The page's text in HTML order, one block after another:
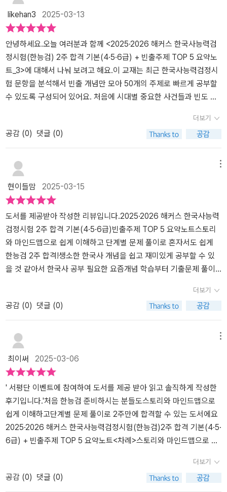
likehan3 2025-03-13
안녕하세요.오늘 여러분과 함께 <2025·2026 해커스 한국사능력검
정시험(한능검) 2주 합격 기본(4·5·6급) + 빈출주제 TOP 5 요약노
트_3>에 대해서 나눠 보려고 해요.이 교재는 최근 한국사능력검정시
험 문항을 분석해서 빈출 개념만 모아 50개의 주제로 빠르게 공부할
수 있도록 구성되어 있어요. 처음에 시대별 중요한 사건들과 빈도 높
악할 수 있도록 구성되어 있어요.이 교재는 강의를 그대로 풀어 쓴 스
토리와 마인드맵으로 개념을 잘 잡아주더라고요. 뿐만 아니라 이 교
재는 탄탄한 합격 실력을 완성할 수 있도록 단계별 기출문제 풀이까
지 갖추어진 시스템이예요. 와~ 거기다가 시험 직전이나 시험 막판
에 점수 UP 할 수 있도록 [빈출주제 TOP 5로 끝내는 합격직행노트]
과 시대별 빈출 흐름만 집중 암기할 수 있는 [한눈에 흐름 잡는 빈출
키워드 연표]도 함께 구성되어 있어요. 역시 수험생의 필요를 충족시
켜 주는 게 괜히 해커스는 아니더라고요.교재는 1단계부터 5단계를
공부한 후 실제 시험과 동일하게 구성되어 모의고사1회분을 풀도록
구성되어 있어요.처음 1단계는 선긋기 퀴즈와 기출 키워드 초성 퀴즈
로 시험에 나오는 핵심 키워드를 암기할 수 있도록 퀴즈로 개념다지
기예요. 다음으로 2단계는 주제별 필수 기출문제를 통해서 시험 출제
는 각 시대별 마무리 단계에서 다양한 유형의 문제를 풀면서 실전 감
각을 쌓기 좋은 시대별 기출로 마무리하게 구성되어 있어요. 4단계는
각 시대별 주요 내용과 핵심 키워드를 요약하고 빈칸 채우기 문제로
공부한 내용을 얼마나 잘 숙지했는 지와 무엇이 부족한 지에 대해서
다시 한 번 더 확인시켜 주는 핵심 키워드로 단원 마무리이예요. 마지
막 5단계는 모든 개념 학습하고 문제 풀이를 푼 후 실제 시험과 동일
하게 구성되어 있는 모의고사 1회분을 통해서 실전 감각을 익히고 자
신의 실력을 확인해볼 수 있는 기출 모의고사로 구성되어 있어요.수
험생이 각 단계별로 수록되어 기출 문제를 푸는 과정을 통해서 자연
스럽게 출제유형을 파악할 수 있고 실전감각을 적응할 수 있도록 구
성되어 있어요.이 외에도 수험생이 시험을 잘 준비할 수 있도록 빈출
주제 TOP 5로 끝내는 합격직행노트, 한눈에 흐름 잡는 빈출 키워드
더보기
공감 (0) 댓글 (0)
현이들맘 2025-03-15
도서를 제공받아 작성한 리뷰입니다.2025·2026 해커스 한국사능력
검정시험 2주 합격 기본(4·5·6급)빈출주제 TOP 5 요약노트​스토리
와 마인드맵으로 쉽게 이해하고 단계별 문제 풀이로 혼자서도 쉽게
한능검 2주 합격!생소한 한국사 개념을 쉽고 재미있게 공부할 수 있
을 것 같아서 한국사 공부 필요한 요즘개념 학습부터 기출문제 풀이,
연표학습 전이나 공부하면서 시대가 자꾸 헷갈릴 때, 연표를 펼쳐놓
고 보면서 놓친 흐름을 잡아봅니다.무료 시대흐름잡기 특강을 함께
보면 훨씬 더 쉽게 흐름을 잡을 수 있어요.시대별로 반드시 알아둬야
할 핵심 사건들을 기출 자료와 함께 읽어보면서 쉽고 빠르게 주요 흐
름을 파악할 수 있어요.한국사 노베이스도 쉽고 빠르게 흐름을 이해
할 수 있도록 시대별로 중요한 사건들을 정리했어요실제 시험에 자주
나온 자료를 이야기와 함께 보면서 흐름을 좀 더 쉽게 이해할 수 있고
요.​최근 3개년 한국사능력검정시험 기본 시험의 전 문항을 분석하여
빈출 개념만 모아 50개의 주제로 정리!!학습 후에는 퀴즈로 개념 다지
기로 개념을 한 번 더 정리할 수 있어요.선 긋기 퀴즈와 기출 키워드
초성 퀴즈로 시험에 꼭 나오는 핵심 키워드를 암기하고 개념을 한 번
더 점검할 수 있어요.기출 장면을 담은 역사 이야기를 미리 보면서 재
요한 내용만 골라 학습할 수 있어요.어려운 개념도 머릿속에 저절로
그려지는 마법같은 마인드맵 개념 정리로 쉽게 공부할 수 있어요.​필
더보기
공감 (0) 댓글 (0)
최이써 2025-03-06
' 서평단 이벤트에 참여하여 도서를 제공 받아 읽고 솔직하게 작성한
후기입니다.'처음 한능검 준비하시는 분들도스토리와 마인드맵으로
쉽게 이해하고단계별 문제 풀이로 2주만에 합격할 수 있는 도서에요
2025·2026 해커스 한국사능력검정시험(한능검)2주 합격 기본(4·5·
6급) + 빈출주제 TOP 5 요약노트<차례>스토리와 마인드맵으로 개
념만 모아 50개의 주제로 빠르게 공부하고 합격할 수 있도록 구성되
어 있어요 처음에 시대별 중요한 사건들과 빈출키워드로 정리해 놓은
더보기
공감 (0) 댓글 (0)